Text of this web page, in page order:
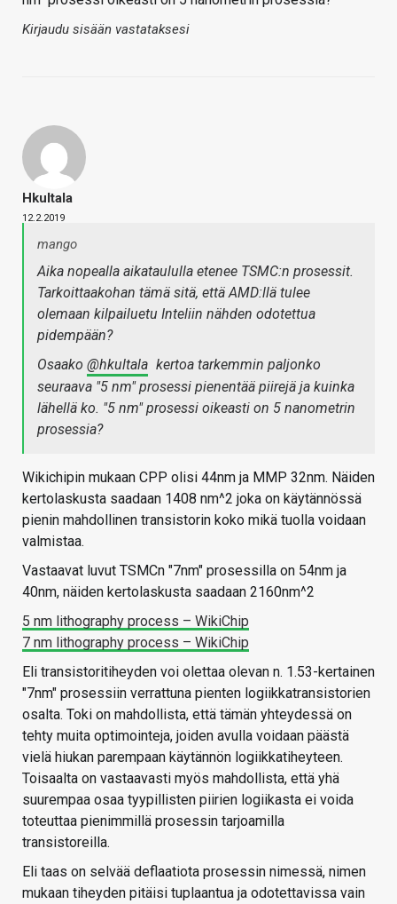
Kirjaudu sisään vastataksesi
Hkultala
12.2.2019
mango
Aika nopealla aikataululla etenee TSMC:n prosessit.
Tarkoittaakohan tämä sitä, että AMD:llä tulee
olemaan kilpailuetu Inteliin nähden odotettua
pidempään?
Osaako @hkultala kertoa tarkemmin paljonko
seuraava "5 nm" prosessi pienentää piirejä ja kuinka
lähellä ko. "5 nm" prosessi oikeasti on 5 nanometrin
prosessia?
Wikichipin mukaan CPP olisi 44nm ja MMP 32nm. Näiden
kertolaskusta saadaan 1408 nm^2 joka on käytännössä
pienin mahdollinen transistorin koko mikä tuolla voidaan
valmistaa.
Vastaavat luvut TSMCn "7nm" prosessilla on 54nm ja
40nm, näiden kertolaskusta saadaan 2160nm^2
5 nm lithography process – WikiChip
7 nm lithography process – WikiChip
Eli transistoritiheyden voi olettaa olevan n. 1.53-kertainen
"7nm" prosessiin verrattuna pienten logiikkatransistorien
osalta. Toki on mahdollista, että tämän yhteydessä on
tehty muita optimointeja, joiden avulla voidaan päästä
vielä hiukan parempaan käytännön logiikkatiheyteen.
Toisaalta on vastaavasti myös mahdollista, että yhä
suurempaa osaa tyypillisten piirien logiikasta ei voida
toteuttaa pienimmillä prosessin tarjoamilla
transistoreilla.
Eli taas on selvää deflaatiota prosessin nimessä, nimen
mukaan tiheyden pitäisi tuplaantua ja odotettavissa vain